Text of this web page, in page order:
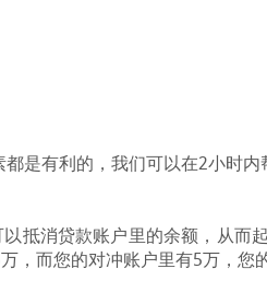
是有利的，我们可以在2小时内
抵消贷款账户里的余额，从而
而您的对冲账户里有5万，您